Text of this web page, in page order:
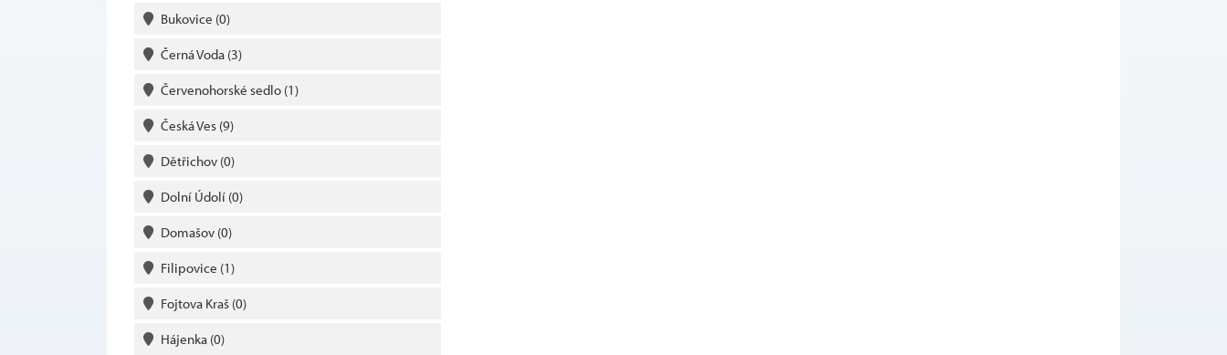
Bukovice (0)
Černá Voda (3)
Červenohorské sedlo (1)
Česká Ves (9)
Dětřichov (0)
Dolní Údolí (0)
Domašov (0)
Filipovice (1)
Fojtova Kraš (0)
Hájenka (0)